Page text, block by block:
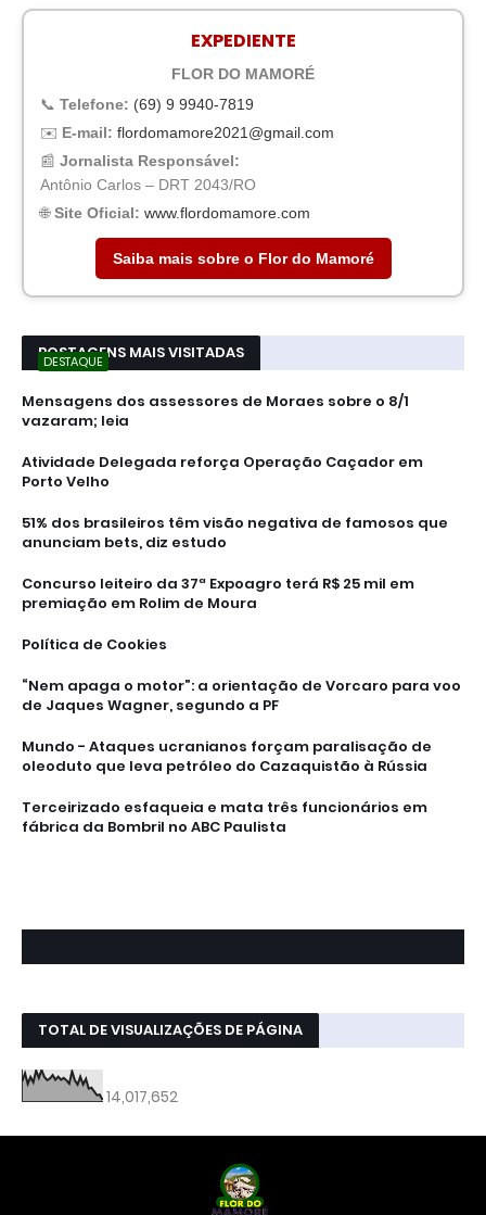
EXPEDIENTE
FLOR DO MAMORÉ
📞 Telefone: (69) 9 9940-7819
✉️ E-mail: flordomamore2021@gmail.com
📰 Jornalista Responsável:
Antônio Carlos – DRT 2043/RO
🌐Site Oficial: www.flordomamore.com
Saiba mais sobre o Flor do Mamoré
POSTAGENS MAIS VISITADAS
DESTAQUE
Mensagens dos assessores de Moraes sobre o 8/1
vazaram; leia
Atividade Delegada reforça Operação Caçador em
Porto Velho
51% dos brasileiros têm visão negativa de famosos que
anunciam bets, diz estudo
Concurso leiteiro da 37ª Expoagro terá R$ 25 mil em
premiação em Rolim de Moura
Política de Cookies
“Nem apaga o motor”: a orientação de Vorcaro para voo
de Jaques Wagner, segundo a PF
Mundo - Ataques ucranianos forçam paralisação de
oleoduto que leva petróleo do Cazaquistão à Rússia
Terceirizado esfaqueia e mata três funcionários em
fábrica da Bombril no ABC Paulista
TOTAL DE VISUALIZAÇÕES DE PÁGINA
14,017,652